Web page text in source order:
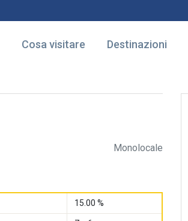
Cosa visitare Destinazioni
Monolocale
15.00 %